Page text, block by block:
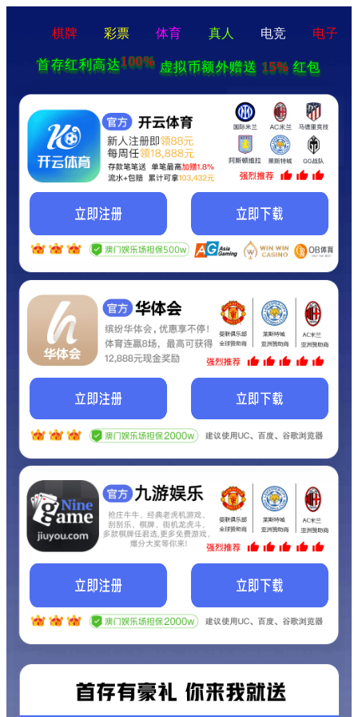
棋牌 彩票 体育 真人 电竞 电子
首存红利高达100%
虚拟币额外赠送 15% 红包